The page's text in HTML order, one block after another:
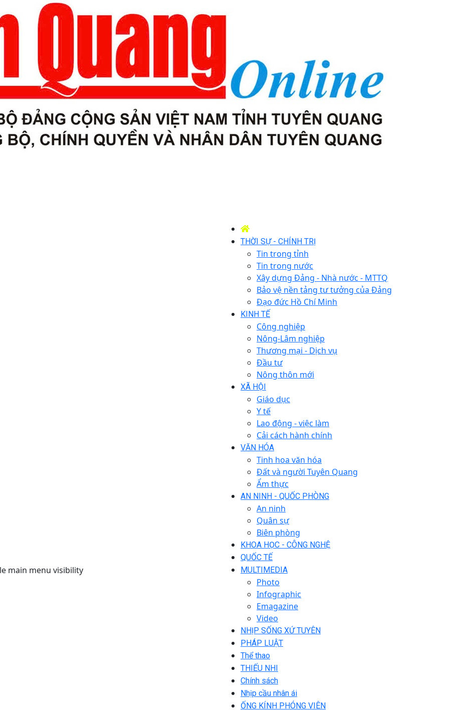
main menu visibility
THỜI SỰ - CHÍNH TRỊ
Tin trong tỉnh
Tin trong nước
Xây dựng Đảng - Nhà nước - MTTQ
Bảo vệ nền tảng tư tưởng của Đảng
Đạo đức Hồ Chí Minh
KINH TẾ
Công nghiệp
Nông-Lâm nghiệp
Thương mại - Dịch vụ
Đầu tư
Nông thôn mới
XÃ HỘI
Giáo dục
Y tế
Lao động - việc làm
Cải cách hành chính
VĂN HÓA
Tinh hoa văn hóa
Đất và người Tuyên Quang
Ẩm thực
AN NINH - QUỐC PHÒNG
An ninh
Quân sự
Biên phòng
KHOA HỌC - CÔNG NGHỆ
QUỐC TẾ
MULTIMEDIA
Photo
Infographic
Emagazine
Video
NHỊP SỐNG XỨ TUYÊN
PHÁP LUẬT
Thể thao
THIẾU NHI
Chính sách
Nhịp cầu nhân ái
ỐNG KÍNH PHÓNG VIÊN